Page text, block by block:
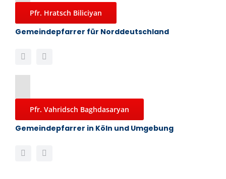
Pfr. Hratsch Biliciyan
Gemeindepfarrer für Norddeutschland
Pfr. Vahridsch Baghdasaryan
Gemeindepfarrer in Köln und Umgebung